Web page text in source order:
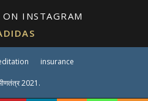
INSTAGRAM
insurance
2021.